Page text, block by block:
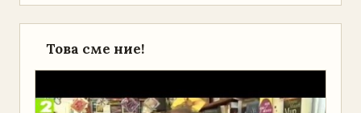
Това сме ние!